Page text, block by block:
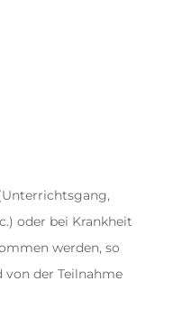
oder bei Krankheit
werden, so
der Teilnahme